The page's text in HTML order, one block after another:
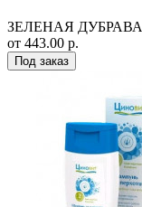
ЗЕЛЕНАЯ ДУБРАВА
от 443.00 р.
Под заказ